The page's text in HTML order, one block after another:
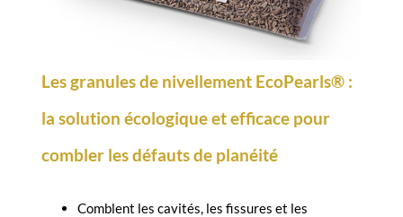
Lesgranules de nivellement EcoPearls® :
la solution écologique et efficace pour
combler les défauts de planéité
Comblent les cavités, les fissures et les